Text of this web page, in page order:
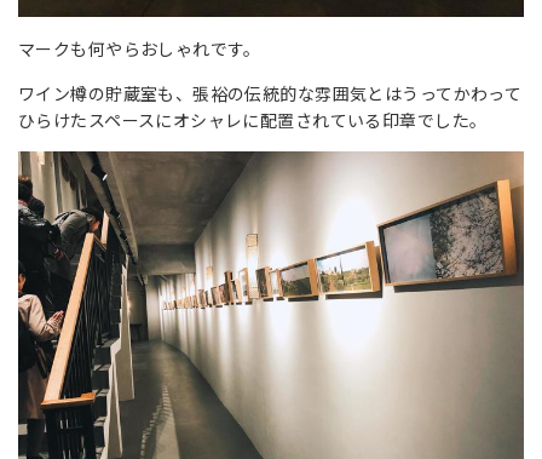
マークも何やらおしゃれです。
ワイン樽の貯蔵室も、張裕の伝統的な雰囲気とはうってかわって
ひらけたスペースにオシャレに配置されている印章でした。